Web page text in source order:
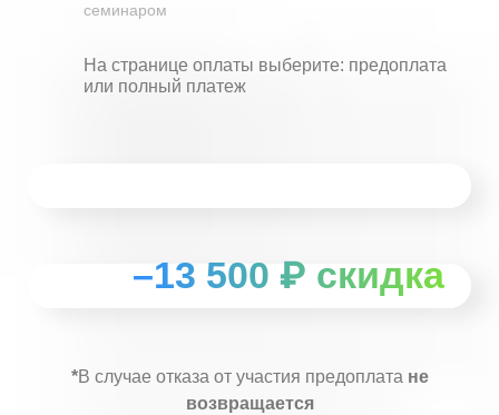
семинаром
На странице оплаты выберите: предоплата
или полный платеж
–13 500 ₽ скидка
*В случае отказа от участия предоплата не
возвращается